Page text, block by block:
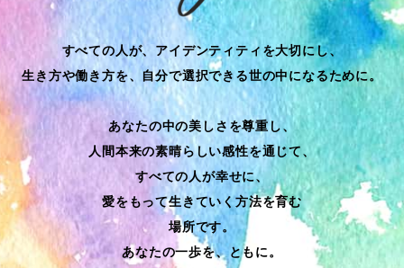
すべての人が、アイデンティティを大切にし、
生き方や働き方を、自分で選択できる世の中になるために。
あなたの中の美しさを尊重し、
人間本来の素晴らしい感性を通じて、
すべての人が幸せに、
愛をもって生きていく方法を育む
場所です。
あなたの一歩を、ともに。